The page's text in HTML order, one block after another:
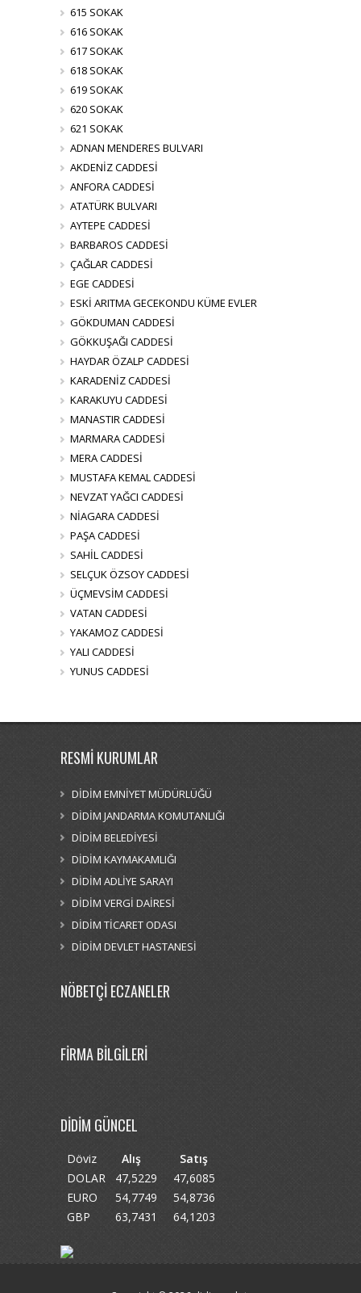
615 SOKAK
616 SOKAK
617 SOKAK
618 SOKAK
619 SOKAK
620 SOKAK
621 SOKAK
ADNAN MENDERES BULVARI
AKDENİZ CADDESİ
ANFORA CADDESİ
ATATÜRK BULVARI
AYTEPE CADDESİ
BARBAROS CADDESİ
ÇAĞLAR CADDESİ
EGE CADDESİ
ESKİ ARITMA GECEKONDU KÜME EVLER
GÖKDUMAN CADDESİ
GÖKKUŞAĞI CADDESİ
HAYDAR ÖZALP CADDESİ
KARADENİZ CADDESİ
KARAKUYU CADDESİ
MANASTIR CADDESİ
MARMARA CADDESİ
MERA CADDESİ
MUSTAFA KEMAL CADDESİ
NEVZAT YAĞCI CADDESİ
NİAGARA CADDESİ
PAŞA CADDESİ
SAHİL CADDESİ
SELÇUK ÖZSOY CADDESİ
ÜÇMEVSİM CADDESİ
VATAN CADDESİ
YAKAMOZ CADDESİ
YALI CADDESİ
YUNUS CADDESİ
RESMİ KURUMLAR
DİDİM EMNİYET MÜDÜRLÜĞÜ
DİDİM JANDARMA KOMUTANLIĞI
DİDİM BELEDİYESİ
DİDİM KAYMAKAMLIĞI
DİDİM ADLİYE SARAYI
DİDİM VERGİ DAİRESİ
DİDİM TİCARET ODASI
DİDİM DEVLET HASTANESİ
NÖBETÇİ ECZANELER
FİRMA BİLGİLERİ
DİDİM GÜNCEL
Döviz Alış
Satış
DOLAR
47,5229
47,6085
EURO
54,7749
54,8736
GBP
63,7431 64,1203